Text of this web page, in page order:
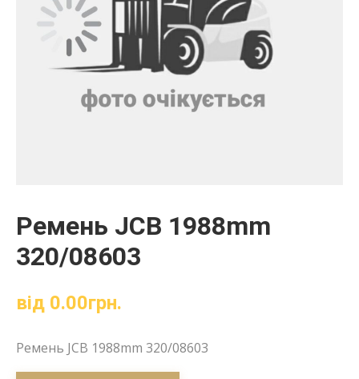
Ремень JCB 1988mm
320/08603
від 0.00грн.
Ремень JCB 1988mm 320/08603